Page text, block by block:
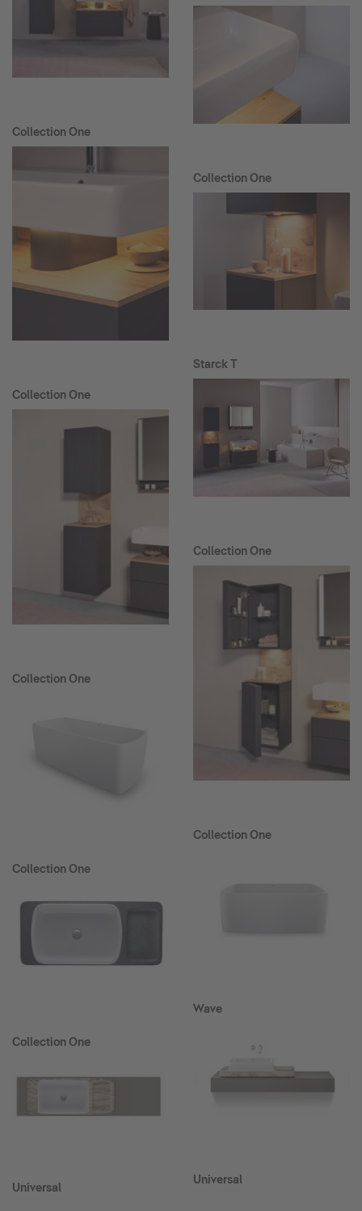
Collection One
Collection One
Collection One
Collection One
Collection One
Universal
Collection One
Starck T
Collection One
Collection One
Wave
Universal